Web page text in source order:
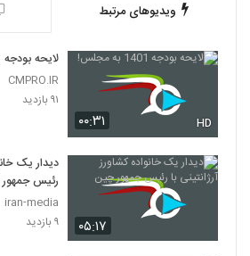
ویدیوهای مرتبط
۰۰:۳۱ HD
لایحه بودجه 1401 به مجلس!
CMPRO.IR
۹۱ بازدید
۰۵:۱۷
دیدار یک
رئیس
iran-media
۹ بازدید